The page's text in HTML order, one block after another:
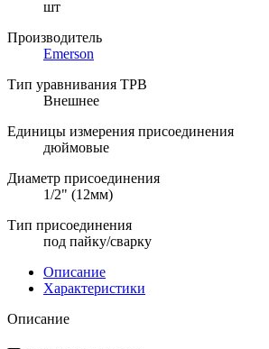
шт
Производитель
Emerson
Тип уравнивания ТРВ
Внешнее
Единицы измерения присоединения
дюймовые
Диаметр присоединения
1/2" (12мм)
Тип присоединения
под пайку/сварку
Описание
Характеристики
Описание